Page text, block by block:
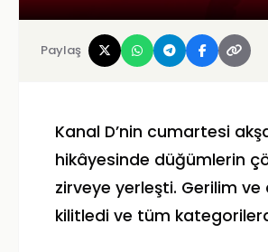
Paylaş
Kanal D’nin cumartesi
hikâyesinde düğümlerin
zirveye yerleşti. Gerilim
kilitledi ve tüm